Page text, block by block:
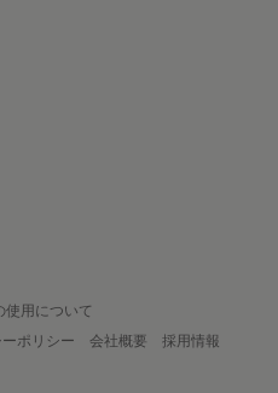
使用について
ポリシー 会社概要
採用情報